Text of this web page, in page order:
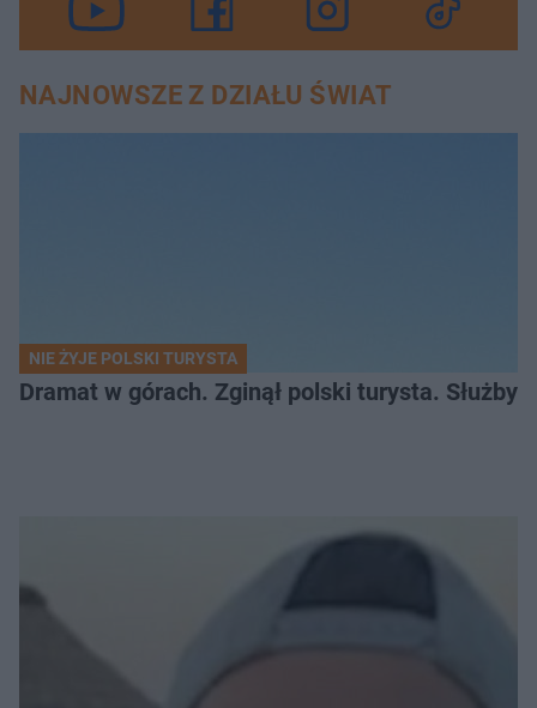
NAJNOWSZE Z DZIAŁU ŚWIAT
NIE ŻYJE POLSKI TURYSTA
Dramat w górach. Zginął polski turysta. Służby